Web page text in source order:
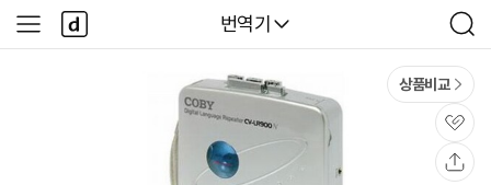
다나와
번역기
검
색
사
이
다
나
와
상품비교
관
심